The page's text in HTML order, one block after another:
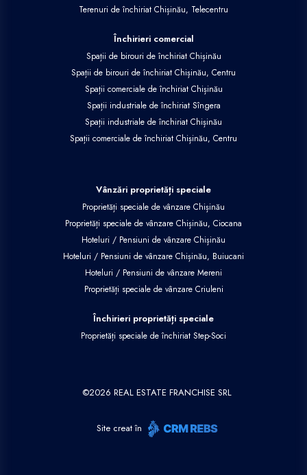
Terenuri de închiriat Chișinău, Telecentru
Închirieri comercial
Spații de birouri de închiriat Chișinău
Spații de birouri de închiriat Chișinău, Centru
Spații comerciale de închiriat Chișinău
Spații industriale de închiriat Sîngera
Spații industriale de închiriat Chișinău
Spații comerciale de închiriat Chișinău, Centru
Vânzări proprietăți speciale
Proprietăți speciale de vânzare Chișinău
Proprietăți speciale de vânzare Chișinău, Ciocana
Hoteluri / Pensiuni de vânzare Chișinău
Hoteluri / Pensiuni de vânzare Chișinău, Buiucani
Hoteluri / Pensiuni de vânzare Mereni
Proprietăți speciale de vânzare Criuleni
Închirieri proprietăți speciale
Proprietăți speciale de închiriat Step-Soci
©2026 REAL ESTATE FRANCHISE SRL
Site creat în